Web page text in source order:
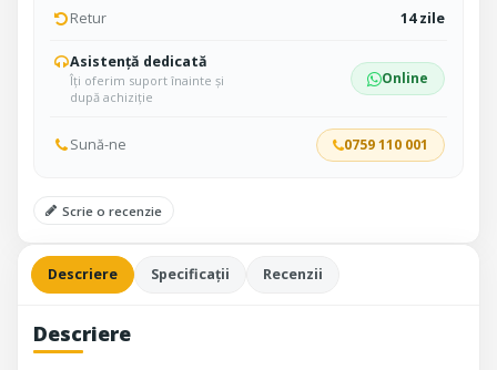
Retur 14 zile
Asistență dedicată
Îți oferim suport înainte și
după achiziție
Online
Sună-ne 0759 110 001
Scrie o recenzie
Descriere Specificații Recenzii
Descriere